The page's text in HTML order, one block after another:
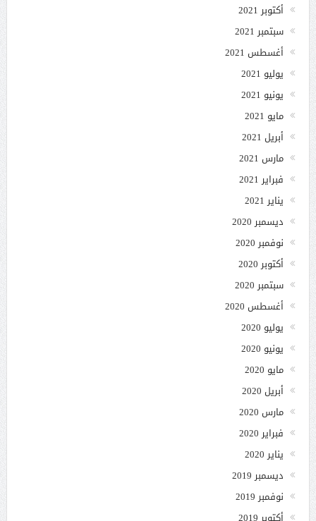
أكتوبر 2021
سبتمبر 2021
أغسطس 2021
يوليو 2021
يونيو 2021
مايو 2021
أبريل 2021
مارس 2021
فبراير 2021
يناير 2021
ديسمبر 2020
نوفمبر 2020
أكتوبر 2020
سبتمبر 2020
أغسطس 2020
يوليو 2020
يونيو 2020
مايو 2020
أبريل 2020
مارس 2020
فبراير 2020
يناير 2020
ديسمبر 2019
نوفمبر 2019